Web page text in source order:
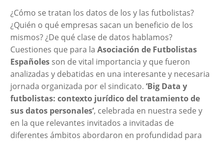
¿Cómo se tratan los datos de los y las futbolistas?
¿Quién o qué empresas sacan un beneficio de los
mismos? ¿De qué clase de datos hablamos?
Cuestiones que para la Asociación de Futbolistas
Españolesson de vital importancia y que fueron
analizadas y debatidas en una interesante y necesaria
jornada organizada por el sindicato. ‘Big Data y
futbolistas: contexto jurídico del tratamiento de
sus datos personales’, celebrada en nuestra sede y
en la que relevantes invitados a invitadas de
diferentes ámbitos abordaron en profundidad para